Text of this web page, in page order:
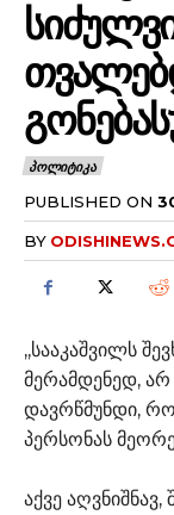
ᲞᲝᲚᲘᲢᲘᲙᲐ
PUBLISHED ON
BY
,,სააკაშვილს
მერამდენედ,
დავრწმუნდი,
პერსონას
აქვე